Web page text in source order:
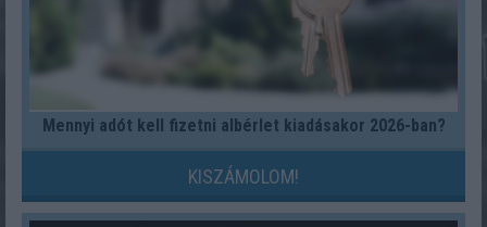
Mennyi adót kell fizetni albérlet kiadásakor 2026-ban?
KISZÁMOLOM!